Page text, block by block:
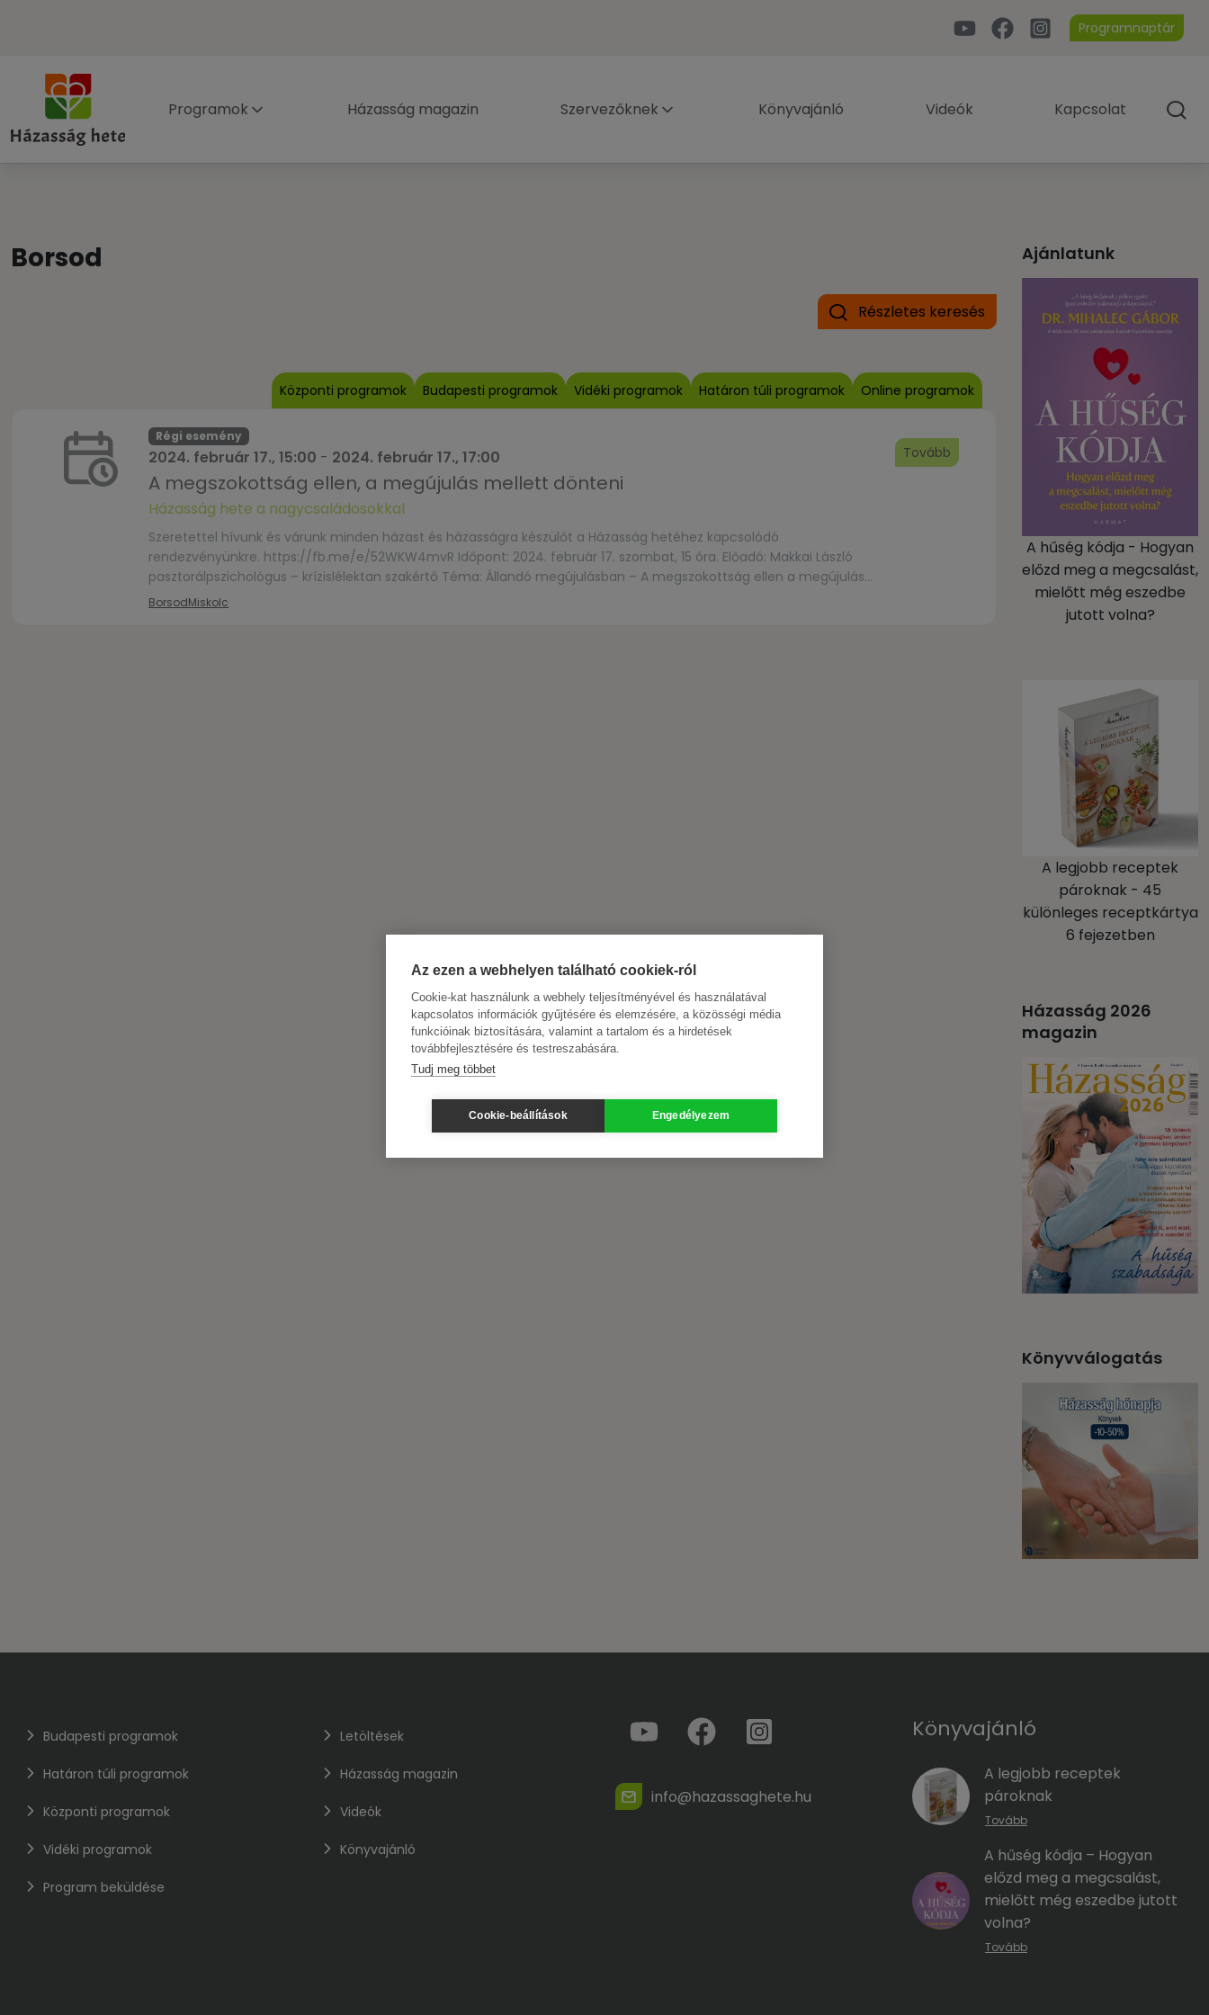
Programnaptár
Programok Házasság magazin Szervezőknek Könyvajánló Videók Kapcsolat
Borsod
Részletes keresés
Központi programok Budapesti programok Vidéki programok Határon túli programok Online programok
Régi esemény
2024. február 17., 15:00 - 2024. február 17., 17:00
A megszokottság ellen, a megújulás mellett dönteni
Házasság hete a nagycsaládosokkal
Szeretettel hívunk és várunk minden házast és házasságra készülőt a Házasság hetéhez kapcsolódó
rendezvényünkre. https://fb.me/e/52WKW4mvR Időpont: 2024. február 17. szombat, 15 óra. Előadó: Makkai László
pasztorálpszichológus – krízislélektan szakértő Téma: Állandó megújulásban – A megszokottság ellen a megújulás
mellett dönteni Helyszín: 3525 Miskolc, Horváth Lajos utca 22. A rendezvény ingyenes, de regisztrációhoz kötött!
BorsodMiskolc
Tovább
Ajánlatunk
A hűség kódja - Hogyan
előzd meg a megcsalást,
mielőtt még eszedbe
jutott volna?
A legjobb receptek
pároknak - 45
különleges receptkártya
6 fejezetben
Házasság 2026
magazin
Könyvválogatás
Budapesti programok
Határon túli programok
Központi programok
Vidéki programok
Program beküldése
Letöltések
Házasság magazin
Videók
Könyvajánló
info@hazassaghete.hu
Könyvajánló
A legjobb receptek
pároknak
Tovább
A hűség kódja – Hogyan
előzd meg a megcsalást,
mielőtt még eszedbe jutott
volna?
Tovább
Az ezen a webhelyen található cookiek-ról
Cookie-kat használunk a webhely teljesítményével és használatával
kapcsolatos információk gyűjtésére és elemzésére, a közösségi média
funkcióinak biztosítására, valamint a tartalom és a hirdetések
továbbfejlesztésére és testreszabására.
Tudj meg többet
Cookie-beállítások Engedélyezem